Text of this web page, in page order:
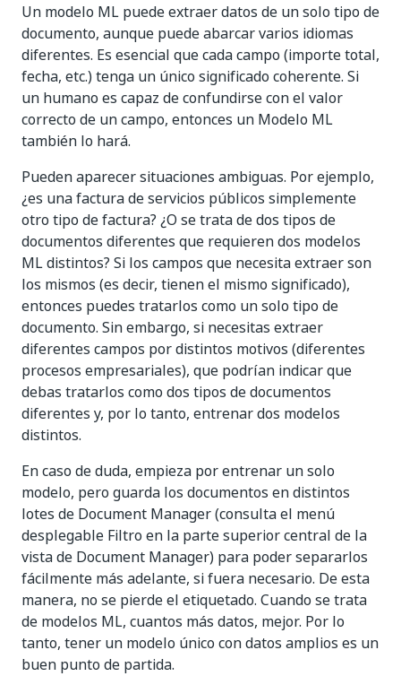
Un modelo ML puede extraer datos de un solo tipo de
documento, aunque puede abarcar varios idiomas
diferentes. Es esencial que cada campo (importe total,
fecha, etc.) tenga un único significado coherente. Si
un humano es capaz de confundirse con el valor
correcto de un campo, entonces un Modelo ML
también lo hará.
Pueden aparecer situaciones ambiguas. Por ejemplo,
¿es una factura de servicios públicos simplemente
otro tipo de factura? ¿O se trata de dos tipos de
documentos diferentes que requieren dos modelos
ML distintos? Si los campos que necesita extraer son
los mismos (es decir, tienen el mismo significado),
entonces puedes tratarlos como un solo tipo de
documento. Sin embargo, si necesitas extraer
diferentes campos por distintos motivos (diferentes
procesos empresariales), que podrían indicar que
debas tratarlos como dos tipos de documentos
diferentes y, por lo tanto, entrenar dos modelos
distintos.
En caso de duda, empieza por entrenar un solo
modelo, pero guarda los documentos en distintos
lotes de Document Manager (consulta el menú
desplegable Filtro en la parte superior central de la
vista de Document Manager) para poder separarlos
fácilmente más adelante, si fuera necesario. De esta
manera, no se pierde el etiquetado. Cuando se trata
de modelos ML, cuantos más datos, mejor. Por lo
tanto, tener un modelo único con datos amplios es un
buen punto de partida.